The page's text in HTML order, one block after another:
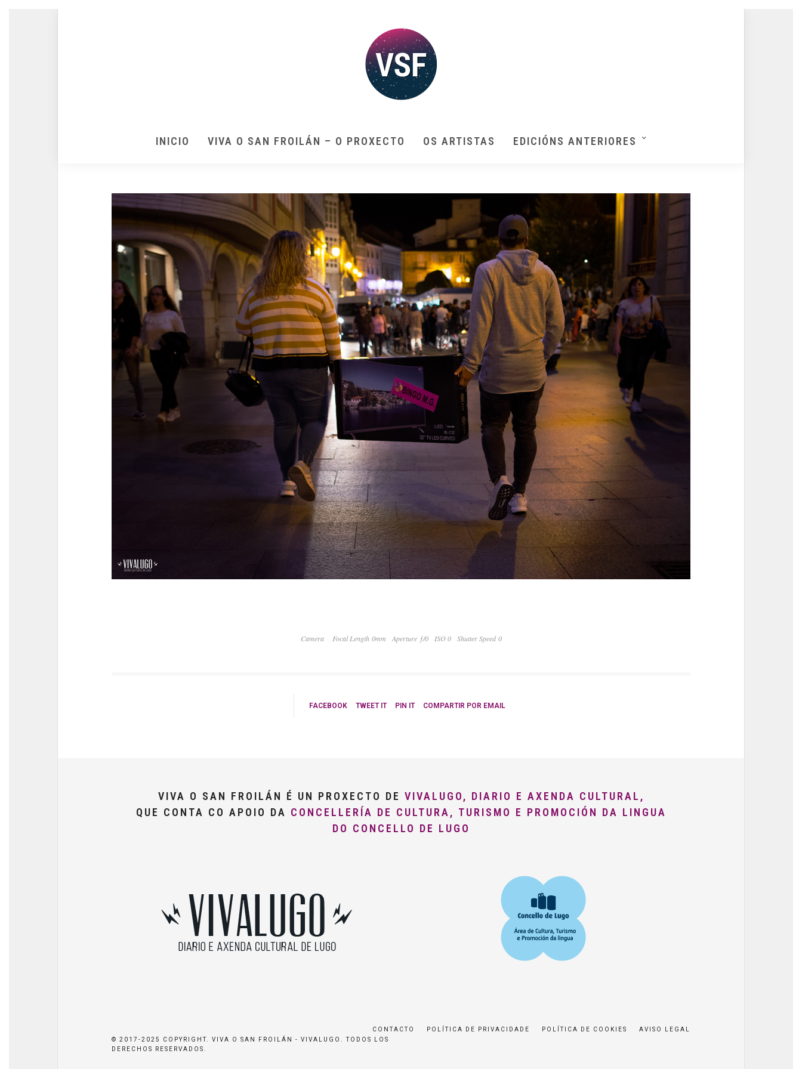
INICIO VIVA O SAN FROILÁN – O PROXECTO OS ARTISTAS EDICIÓNS ANTERIORES
Camera Focal Length 0mm Aperture ƒ/0 ISO 0 Shutter Speed 0
FACEBOOK TWEET IT PIN IT COMPARTIR POR EMAIL
VIVA O SAN FROILÁN É UN PROXECTO DE VIVALUGO, DIARIO E AXENDA CULTURAL,
QUE CONTA CO APOIO DA CONCELLERÍA DE CULTURA, TURISMO E PROMOCIÓN DA LINGUA
DO CONCELLO DE LUGO
CONTACTO POLÍTICA DE PRIVACIDADE POLÍTICA DE COOKIES
AVISO LEGAL
© 2017-2025 COPYRIGHT. VIVA O SAN FROILÁN - VIVALUGO. TODOS LOS
DERECHOS RESERVADOS.